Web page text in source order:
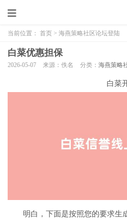
当前位置： 首页 > 海燕策略社区论坛登陆
白菜优惠担保
2026-05-07 来源：佚名 分类： 海燕策略
白菜
明白，下面是按照您的要求生